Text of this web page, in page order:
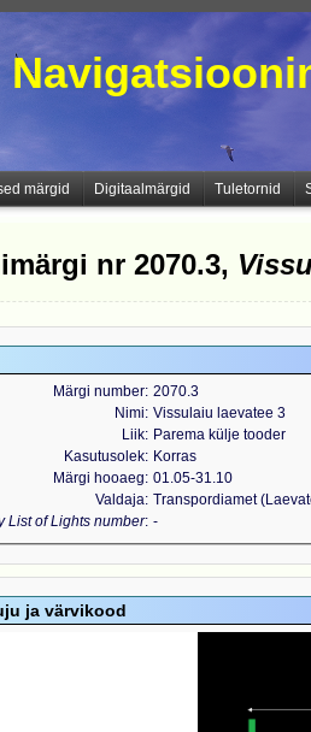
märgid Digitaalmärgid Tuletornid
nr 2070.3,
Märgi number 2070.3
Nimi Vissulaiu laevatee 3
Liik
Parema külje tooder
Kasutusolek
Korras
Märgi hooaeg 01.05-31.10
Valdaja Transpordiamet
List of Lights number -
ja värvikood